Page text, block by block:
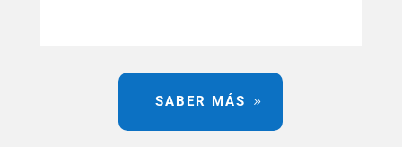
SABER MÁS